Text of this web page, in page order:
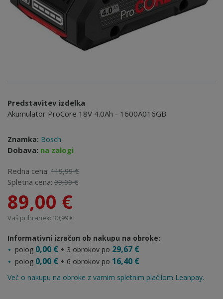
Predstavitev izdelka
Akumulator ProCore 18V 4.0Ah - 1600A016GB
Znamka: Bosch
Dobava: na zalogi
Redna cena: 119,99 €
Spletna cena: 99,00 €
89,00 €
Vaš prihranek: 30,99 €
Informativni izračun ob nakupu na obroke:
polog 0,00 € + 3 obrokov po 29,67 €
polog 0,00 € + 6 obrokov po 16,40 €
Več o nakupu na obroke z varnim spletnim plačilom Leanpay.